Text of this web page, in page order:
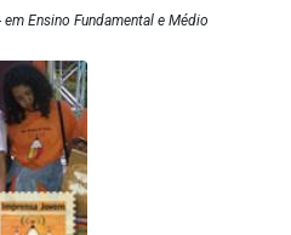
Ensino Fundamental e Médio